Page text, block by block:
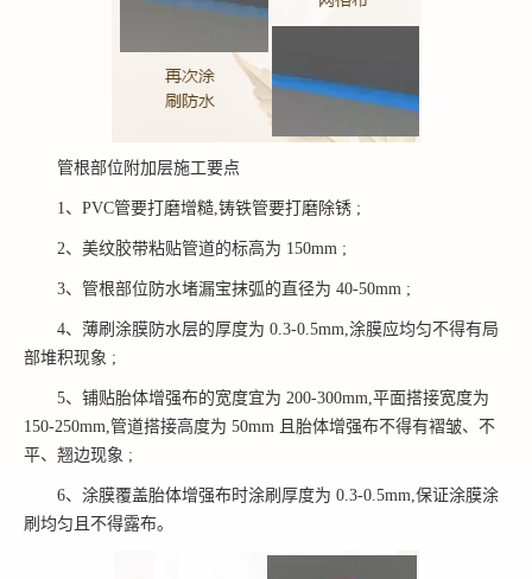
管根部位附加层施工要点
1、PVC管要打磨增糙,铸铁管要打磨除锈 ;
2、美纹胶带粘贴管道的标高为 150mm ;
3、管根部位防水堵漏宝抹弧的直径为 40-50mm ;
4、薄刷涂膜防水层的厚度为 0.3-0.5mm,涂膜应均匀不得有局
部堆积现象 ;
5、铺贴胎体增强布的宽度宜为 200-300mm,平面搭接宽度为
150-250mm,管道搭接高度为 50mm 且胎体增强布不得有褶皱、不
平、翘边现象 ;
6、涂膜覆盖胎体增强布时涂刷厚度为 0.3-0.5mm,保证涂膜涂
刷均匀且不得露布。